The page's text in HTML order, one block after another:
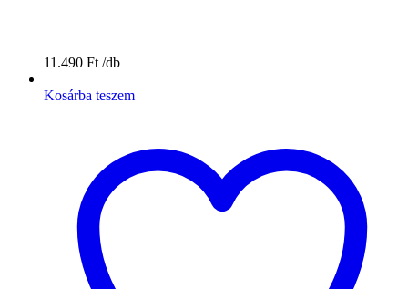
11.490 Ft
Kosárba teszem